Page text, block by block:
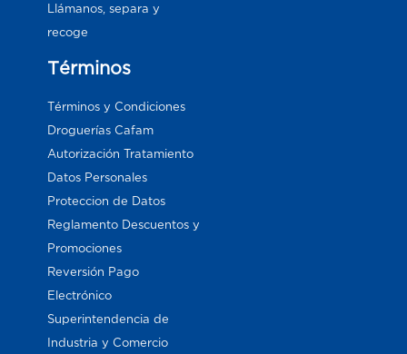
Llámanos, separa y
recoge
Términos
Términos y Condiciones
Droguerías Cafam
Autorización Tratamiento
Datos Personales
Proteccion de Datos
Reglamento Descuentos y
Promociones
Reversión Pago
Electrónico
Superintendencia de
Industria y Comercio